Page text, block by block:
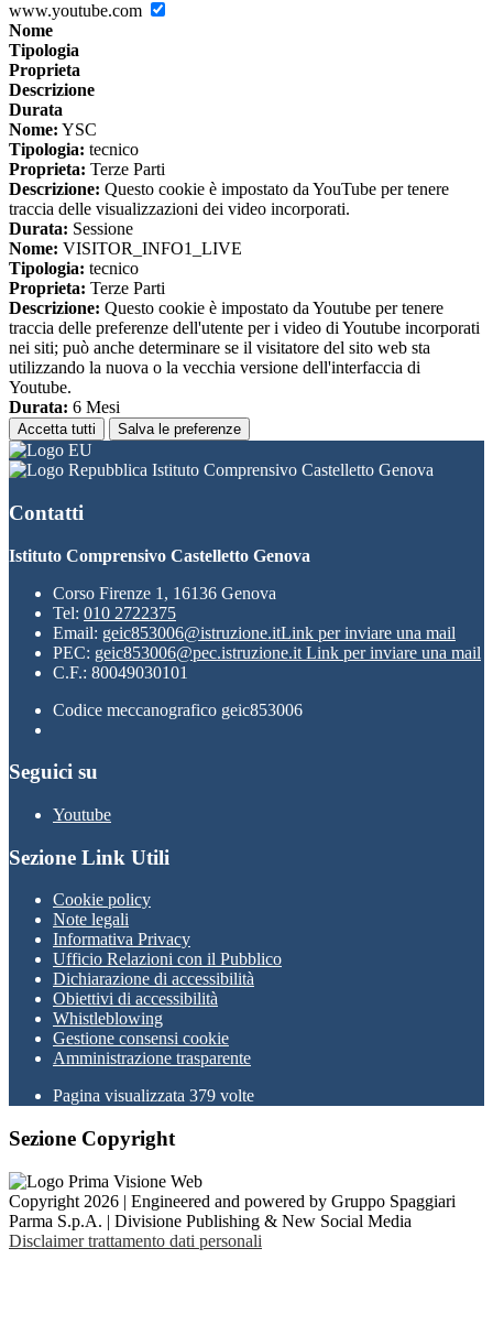
www.youtube.com
Nome
Tipologia
Proprieta
Descrizione
Durata
Nome: YSC
Tipologia: tecnico
Proprieta: Terze Parti
Descrizione: Questo cookie è impostato da YouTube per tenere
traccia delle visualizzazioni dei video incorporati.
Durata: Sessione
Nome: VISITOR_INFO1_LIVE
Tipologia: tecnico
Proprieta: Terze Parti
Descrizione: Questo cookie è impostato da Youtube per tenere
traccia delle preferenze dell'utente per i video di Youtube incorporati
nei siti; può anche determinare se il visitatore del sito web sta
utilizzando la nuova o la vecchia versione dell'interfaccia di
Youtube.
Durata: 6 Mesi
Accetta tutti Salva le preferenze
Istituto Comprensivo Castelletto Genova
Contatti
Istituto Comprensivo Castelletto Genova
Corso Firenze 1, 16136 Genova
Tel: 010 2722375
Email: geic853006@istruzione.itLink per inviare una mail
PEC: geic853006@pec.istruzione.it Link per inviare una mail
C.F.: 80049030101
Codice meccanografico geic853006
Seguici su
Youtube
Sezione Link Utili
Cookie policy
Note legali
Informativa Privacy
Ufficio Relazioni con il Pubblico
Dichiarazione di accessibilità
Obiettivi di accessibilità
Whistleblowing
Gestione consensi cookie
Amministrazione trasparente
Pagina visualizzata 379 volte
Sezione Copyright
Copyright 2026 | Engineered and powered by Gruppo Spaggiari
Parma S.p.A. | Divisione Publishing & New Social Media
Disclaimer trattamento dati personali